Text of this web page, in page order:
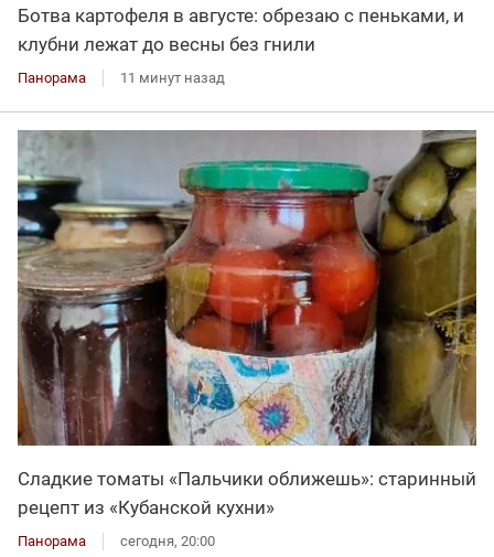
Ботва картофеля в августе: обрезаю с пеньками, и
клубни лежат до весны без гнили
Панорама 11 минут назад
Сладкие томаты «Пальчики оближешь»: старинный
рецепт из «Кубанской кухни»
Панорама сегодня, 20:00